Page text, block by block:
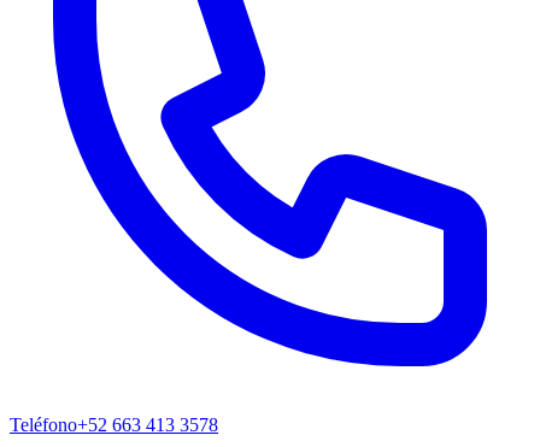
Teléfono+52 663 413 3578